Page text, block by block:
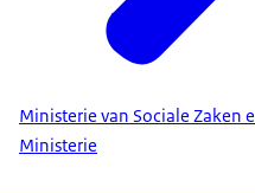
Ministerie van Sociale Zaken
Ministerie